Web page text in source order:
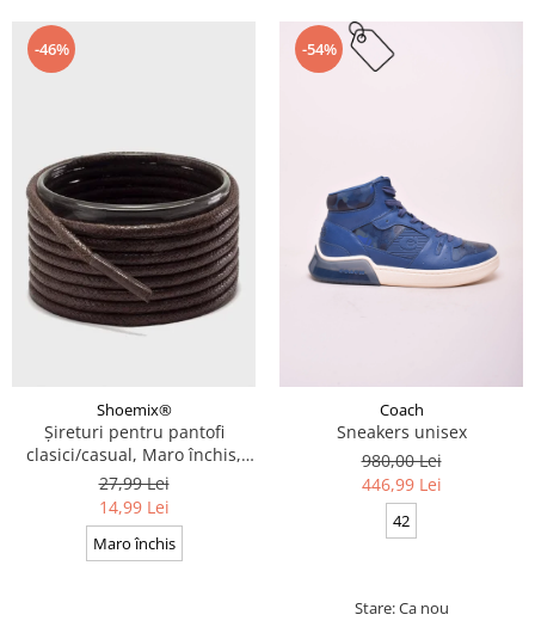
-46%
Shoemix®
Șireturi pentru pantofi
clasici/casual, Maro închis,
Cerate, Calitate premium, 110
cm x 0.3 cm
27,99 Lei
14,99 Lei
Maro închis
-54%
Coach
Sneakers unisex
980,00 Lei
446,99 Lei
42
Stare: Ca nou